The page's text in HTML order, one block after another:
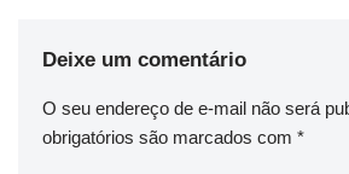
Deixe um comentário
O seu endereço de e-mail não será
obrigatórios são marcados com *